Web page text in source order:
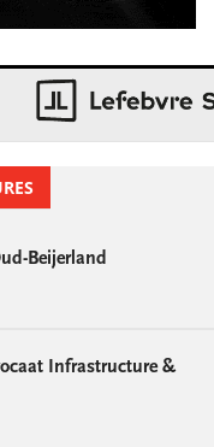
Beijerland
Infrastructure &